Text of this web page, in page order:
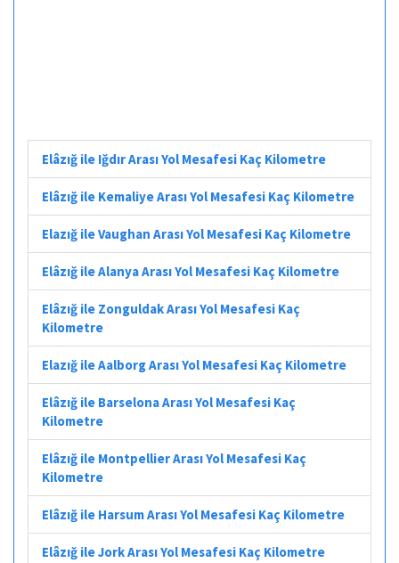
Elâzığ ile Iğdır Arası Yol Mesafesi Kaç Kilometre
Elâzığ ile Kemaliye Arası Yol Mesafesi Kaç Kilometre
Elazığ ile Vaughan Arası Yol Mesafesi Kaç Kilometre
Elâzığ ile Alanya Arası Yol Mesafesi Kaç Kilometre
Elâzığ ile Zonguldak Arası Yol Mesafesi Kaç
Kilometre
Elazığ ile Aalborg Arası Yol Mesafesi Kaç Kilometre
Elâzığ ile Barselona Arası Yol Mesafesi Kaç
Kilometre
Elâzığ ile Montpellier Arası Yol Mesafesi Kaç
Kilometre
Elâzığ ile Harsum Arası Yol Mesafesi Kaç Kilometre
Elâzığ ile Jork Arası Yol Mesafesi Kaç Kilometre